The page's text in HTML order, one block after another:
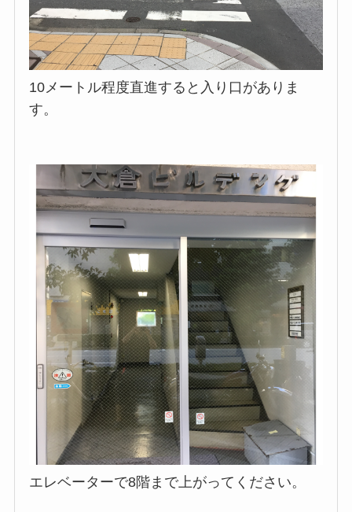
10メートル程度直進すると入り口がありま
す。
エレベーターで8階まで上がってください。